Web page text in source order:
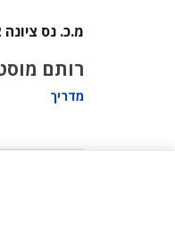
מ.כ. נס
רותם
מדריך